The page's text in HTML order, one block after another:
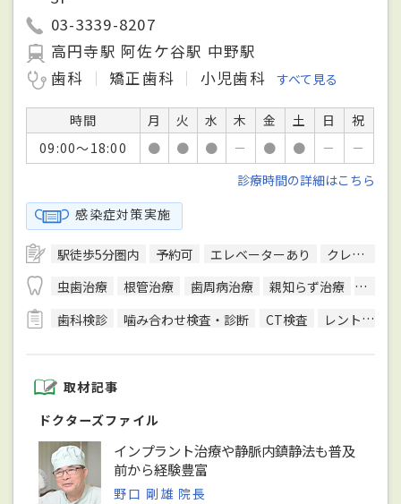
03-3339-8207
高円寺駅 阿佐ケ谷駅 中野駅
歯科
矯正歯科 小児歯科 すべて見る
時間 月 火 水 木 金 土 日
祝
09:00～18:00
● ● ● － ● ● －
－
診療時間の詳細はこちら
感染症対策実施
駅徒歩5分圏内 予約可 エレベーターあり
クレジットカード対応
虫歯治療
根管治療 歯周病治療 親知らず治療
顎関
歯科検診
噛み合わせ検査・診断 CT検査 レントゲン検査
取材記事
ドクターズファイル
インプラント治療や静脈内鎮静法も普及
前から経験豊富
野口 剛雄 院長